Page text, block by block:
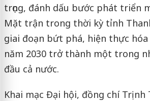
trọng, đánh dấu bước phát triển
Mặt trận trong thời kỳ tỉnh
giai đoạn bứt phá, hiện thực
năm 2030 trở thành một trong
đầu cả nước.
Khai mạc Đại hội, đồng chí Trịnh